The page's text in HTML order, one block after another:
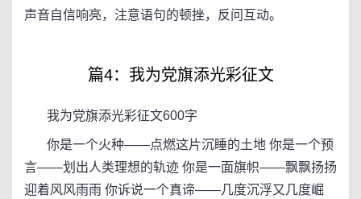
声音自信响亮，注意语句的顿挫，反问互动。
篇4：我为党旗添光彩征文
我为党旗添光彩征文600字
你是一个火种——点燃这片沉睡的土地 你是一个预
言——划出人类理想的轨迹 你是一面旗帜——飘飘扬扬
迎着风风雨雨 你诉说一个真谛——几度沉浮又几度崛